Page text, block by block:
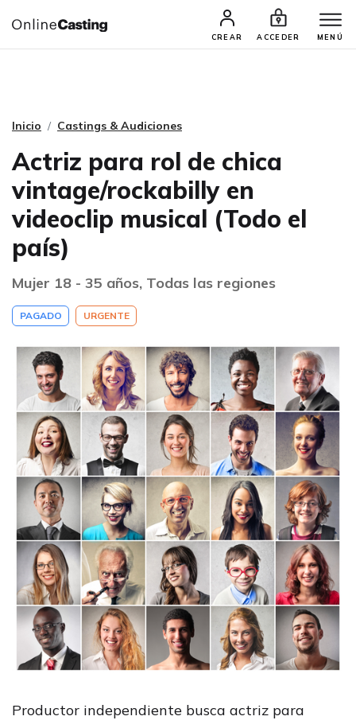
CREAR ACCEDER MENÚ
CASTINGS Y AUDICIONES TALENTOS
Inicio Castings & Audiciones
Actriz para rol de chica
vintage/rockabilly en
videoclip musical (Todo el
país)
Mujer 18 - 35 años, Todas las regiones
PAGADO URGENTE
Productor independiente busca actriz para